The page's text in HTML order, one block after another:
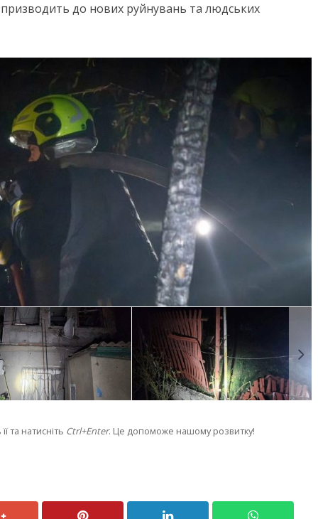
призводить до нових руйнувань та людських
та натисніть Ctrl+Enter. Це допоможе нашому розвитку!